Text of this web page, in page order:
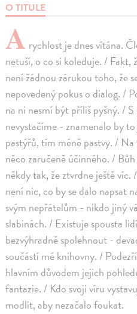
O TITULE
A rychlost je dnes vítána.
netuší, o co si koleduje. / Fakt,
není žádnou zárukou toho, že
nepovedený pokus o dialog. /
na ni nesmí být příliš pyšný. /
nevystačíme - znamenalo by
pastýřů, tím méně pastvy. /
něco zaručeně účinného. /
někdy tak, že ztvrdne ještě
není nic, co by se dalo napsat
svým nepřátelům - nikdo jiný
slabinách. / Existuje spousta
bezvýhradně spolehnout -
součástí mé knihovny. /
hlavním důvodem jejich
fantazie. / Kdo svoji víru
modlit, aby nezačalo foukat.